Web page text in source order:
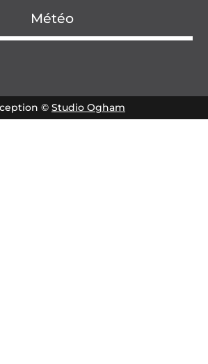
Météo
© Studio Ogham